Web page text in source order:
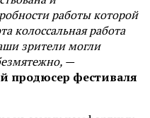
работы которой
колоссальная работа
зрители могли
—
продюсер фестиваля